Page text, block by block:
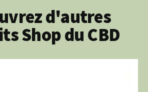
d'autres
Shop du CBD